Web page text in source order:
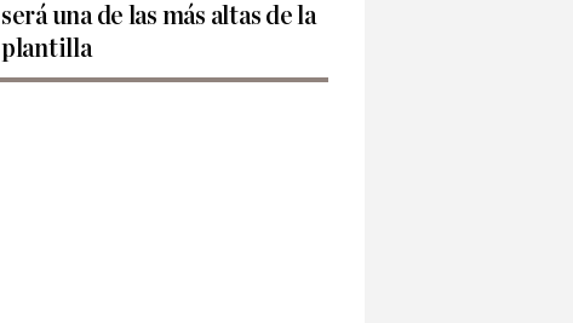
será una de las más altas de la
plantilla